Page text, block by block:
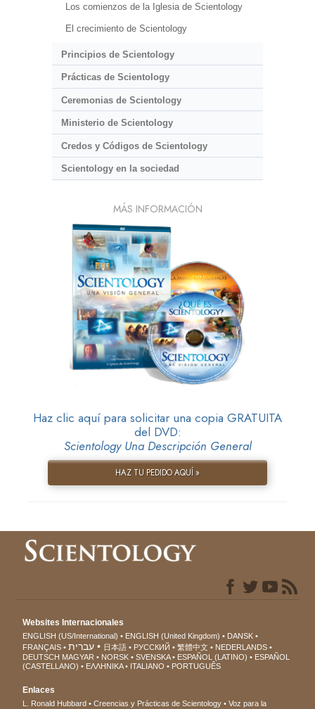
Los comienzos de la Iglesia de Scientology
El crecimiento de Scientology
Principios de Scientology
Prácticas de Scientology
Ceremonias de Scientology
Ministerio de Scientology
Credos y Códigos de Scientology
Scientology en la sociedad
MÁS INFORMACIÓN
Haz clic aquí para solicitar una copia GRATUITA
del DVD:
Scientology Una Descripción General
HAZ TU PEDIDO AQUÍ »
Websites Internacionales
ENGLISH (US/International) ENGLISH (United Kingdom)
DANSK
FRANÇAIS
עברית 日本語 РУССКИЙ 繁體中文
NEDERLANDS
DEUTSCH MAGYAR NORSK SVENSKA ESPAÑOL (LATINO)
ESPAÑOL
(CASTELLANO)
ΕΛΛΗΝΙΚA ITALIANO PORTUGUÊS
Enlaces
L. Ronald Hubbard Creencias y Prácticas de Scientology
Voz para la